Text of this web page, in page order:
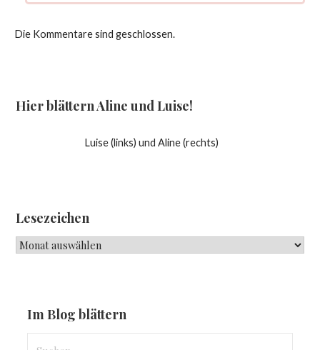
Die Kommentare sind geschlossen.
Hier blättern Aline und Luise!
Luise (links) und Aline (rechts)
Lesezeichen
Lesezeichen
Im Blog blättern